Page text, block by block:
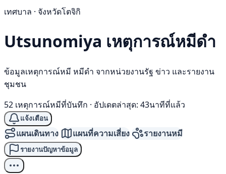
เทศบาล · จังหวัดโตจิกิ
Utsunomiya เหตุการณ์หมีดำ
ข้อมูลเหตุการณ์หมี หมีดำ จากหน่วยงานรัฐ ข่าว และรายงาน
ชุมชน
52 เหตุการณ์หมีที่บันทึก · อัปเดตล่าสุด: 43นาทีที่แล้ว
แจ้งเตือน
แผนเดินทาง แผนที่ความเสี่ยง รายงานหมี
รายงานปัญหาข้อมูล